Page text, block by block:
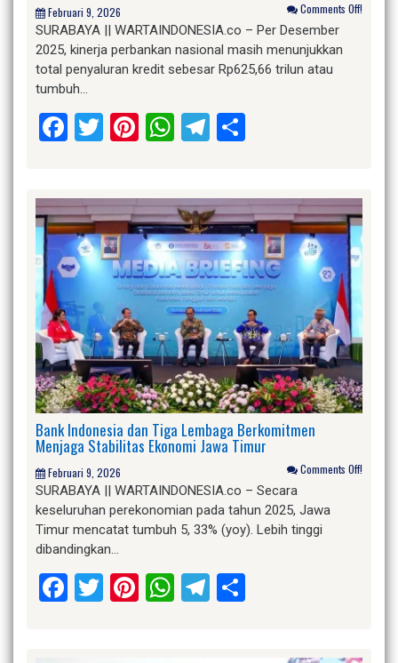
Februari 9, 2026 Comments Off!
SURABAYA || WARTAINDONESIA.co – Per Desember
2025, kinerja perbankan nasional masih menunjukkan
total penyaluran kredit sebesar Rp625,66 trilun atau
tumbuh…
Facebook
Twitter
Pinterest
WhatsApp
Telegram
Bank Indonesia dan Tiga Lembaga Berkomitmen
Menjaga Stabilitas Ekonomi Jawa Timur
Februari 9, 2026 Comments Off!
SURABAYA || WARTAINDONESIA.co – Secara
keseluruhan perekonomian pada tahun 2025, Jawa
Timur mencatat tumbuh 5, 33% (yoy). Lebih tinggi
dibandingkan…
Facebook
Twitter
Pinterest
WhatsApp
Telegram